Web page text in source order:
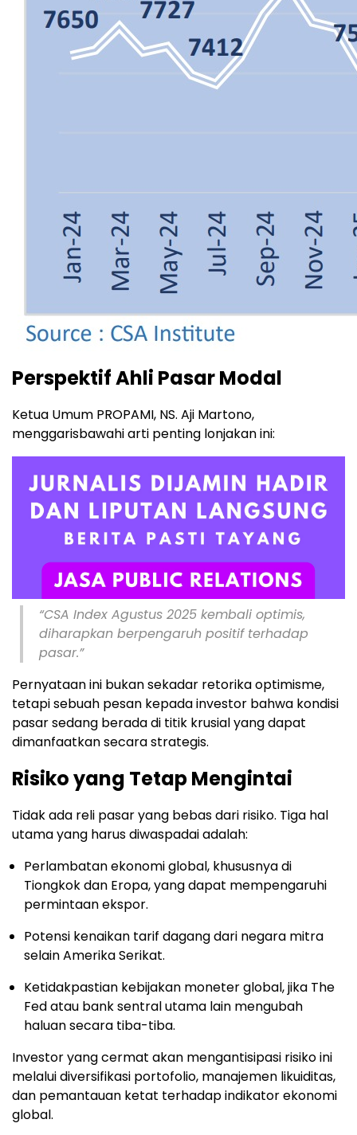
Perspektif Ahli Pasar Modal
Ketua Umum PROPAMI, NS. Aji Martono,
menggarisbawahi arti penting lonjakan ini:
“CSA Index Agustus 2025 kembali optimis,
diharapkan berpengaruh positif terhadap
pasar.”
Pernyataan ini bukan sekadar retorika optimisme,
tetapi sebuah pesan kepada investor bahwa kondisi
pasar sedang berada di titik krusial yang dapat
dimanfaatkan secara strategis.
Risiko yang Tetap Mengintai
Tidak ada reli pasar yang bebas dari risiko. Tiga hal
utama yang harus diwaspadai adalah:
Perlambatan ekonomi global, khususnya di
Tiongkok dan Eropa, yang dapat mempengaruhi
permintaan ekspor.
Potensi kenaikan tarif dagang dari negara mitra
selain Amerika Serikat.
Ketidakpastian kebijakan moneter global, jika The
Fed atau bank sentral utama lain mengubah
haluan secara tiba-tiba.
Investor yang cermat akan mengantisipasi risiko ini
melalui diversifikasi portofolio, manajemen likuiditas,
dan pemantauan ketat terhadap indikator ekonomi
global.